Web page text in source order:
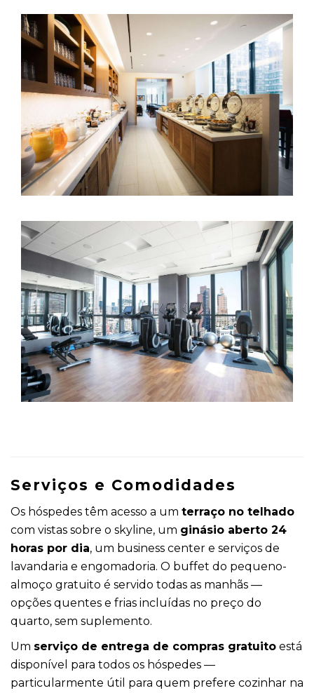
Serviços e Comodidades
Os hóspedes têm acesso a um terraço no telhado
com vistas sobre o skyline, um ginásio aberto 24
horas por dia, um business center e serviços de
lavandaria e engomadoria. O buffet do pequeno-
almoço gratuito é servido todas as manhãs —
opções quentes e frias incluídas no preço do
quarto, sem suplemento.
Um serviço de entrega de compras gratuito está
disponível para todos os hóspedes —
particularmente útil para quem prefere cozinhar na